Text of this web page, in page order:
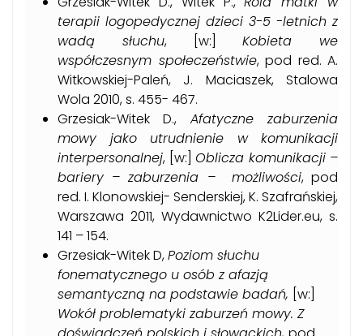
terapii logopedycznej dzieci 3-5 -letnich z
wadą słuchu, [w:]Kobieta we
współczesnym społeczeństwie, pod red. A.
Witkowskiej-Paleń, J. Maciaszek, Stalowa
Wola 2010, s. 455- 467.
Grzesiak-Witek D., Afatyczne zaburzenia
mowy jako utrudnienie w komunikacji
interpersonalnej, [w:] Oblicza komunikacji –
bariery – zaburzenia – możliwości, pod
red. I. Klonowskiej- Senderskiej, K. Szafrańskiej,
Warszawa 2011, Wydawnictwo K2Lider.eu, s.
141 – 154.
Grzesiak-Witek D,Poziom słuchu
fonematycznego u osób z afazją
semantyczną na podstawie badań, [w:]
Wokół problematyki zaburzeń mowy. Z